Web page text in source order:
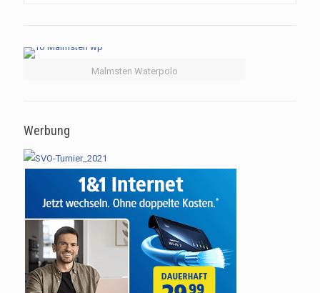
Malmsten Waterpolo
Werbung